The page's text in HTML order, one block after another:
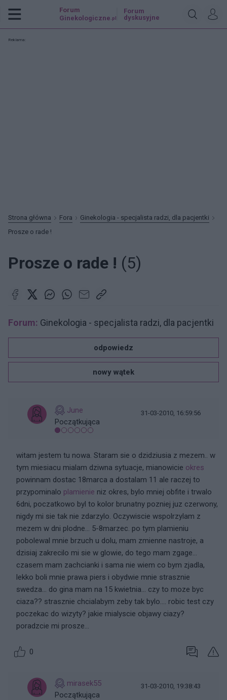
Forum
Ginekologiczne .pl
Forum
dyskusyjne
Reklama:
Strona główna Fora
Ginekologia - specjalista radzi, dla pacjentki
Prosze o rade !
Prosze o rade ! (5)
Forum: Ginekologia - specjalista radzi, dla pacjentki
odpowiedz
nowy wątek
June
Początkująca
31-03-2010, 16:59:56
witam jestem tu nowa. Staram sie o dzidziusia z mezem.. w
tym miesiacu mialam dziwna sytuacje, mianowicie okres
powinnam dostac 18marca a dostalam 11 ale raczej to
przypominalo plamienie niz okres, bylo mniej obfite i trwalo
6dni, poczatkowo byl to kolor brunatny pozniej juz czerwony,
nigdy mi sie tak nie zdarzylo. Oczywiscie wspolrzylam z
mezem w dni plodne... 5-8marzec. po tym plamieniu
pobolewal mnie brzuch u dolu, mam zmienne nastroje, a
dzisiaj zakrecilo mi sie w glowie, do tego mam zgage...
czasem mam zachcianki i sama nie wiem co bym zjadla,
lekko boli mnie prawa piers i obydwie mnie strasznie
swedza... do gina mam na 15 kwietnia... czy to moze byc
ciaza?? strasznie chcialabym zeby tak bylo.... robic test czy
poczekac do wizyty? jakie mialyscie objawy ciazy?
poradzcie mi prosze...
0
mirasek55
Początkująca
31-03-2010, 19:38:43